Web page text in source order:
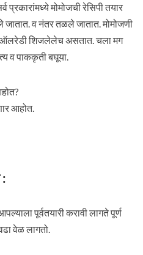
प्रकारांमध्ये मोमोजची रेसिपी तयार
व नंतर तळले जातात. मोमोजणी
ऑलरेडी शिजलेलेच असतात. चला मग
व पाककृती बघूया.
आहोत.
:
पूर्वतयारी करावी लागते पूर्ण
वेळ लागतो.